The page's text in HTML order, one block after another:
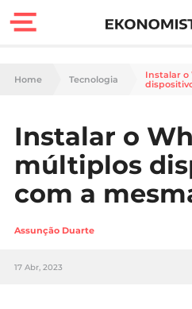
Finanças
Carreira
Casa
Lifestyle
Sociedade
Home Tecnologia
Instalar
Instalar o
múltiplos
com a
Assunção Duarte
17 Abr, 2023